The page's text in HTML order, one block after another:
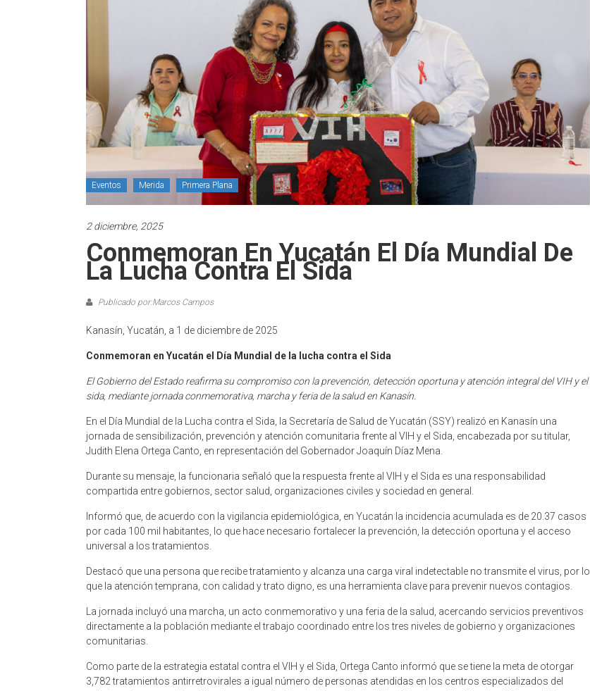
Eventos Merida Primera Plana
2 diciembre, 2025
Conmemoran En Yucatán El Día Mundial De
La Lucha Contra El Sida
Publicado por:Marcos Campos
Kanasín, Yucatán, a 1 de diciembre de 2025
Conmemoran en Yucatán el Día Mundial de la lucha contra el Sida
El Gobierno del Estado reafirma su compromiso con la prevención, detección oportuna y atención integral del VIH y el
sida, mediante jornada conmemorativa, marcha y feria de la salud en Kanasín.
En el Día Mundial de la Lucha contra el Sida, la Secretaría de Salud de Yucatán (SSY) realizó en Kanasín una
jornada de sensibilización, prevención y atención comunitaria frente al VIH y el Sida, encabezada por su titular,
Judith Elena Ortega Canto, en representación del Gobernador Joaquín Díaz Mena.
Durante su mensaje, la funcionaria señaló que la respuesta frente al VIH y el Sida es una responsabilidad
compartida entre gobiernos, sector salud, organizaciones civiles y sociedad en general.
Informó que, de acuerdo con la vigilancia epidemiológica, en Yucatán la incidencia acumulada es de 20.37 casos
por cada 100 mil habitantes, lo que hace necesario fortalecer la prevención, la detección oportuna y el acceso
universal a los tratamientos.
Destacó que una persona que recibe tratamiento y alcanza una carga viral indetectable no transmite el virus, por lo
que la atención temprana, con calidad y trato digno, es una herramienta clave para prevenir nuevos contagios.
La jornada incluyó una marcha, un acto conmemorativo y una feria de la salud, acercando servicios preventivos
directamente a la población mediante el trabajo coordinado entre los tres niveles de gobierno y organizaciones
comunitarias.
Como parte de la estrategia estatal contra el VIH y el Sida, Ortega Canto informó que se tiene la meta de otorgar
3,782 tratamientos antirretrovirales a igual número de personas atendidas en los centros especializados del